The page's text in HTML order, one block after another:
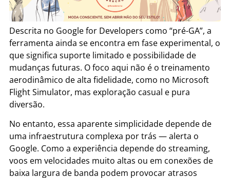
Descrita no Google for Developers como “pré-GA”, a
ferramenta ainda se encontra em fase experimental, o
que significa suporte limitado e possibilidade de
mudanças futuras. O foco aqui não é o treinamento
aerodinâmico de alta fidelidade, como no Microsoft
Flight Simulator, mas exploração casual e pura
diversão.
No entanto, essa aparente simplicidade depende de
uma infraestrutura complexa por trás — alerta o
Google. Como a experiência depende do streaming,
voos em velocidades muito altas ou em conexões de
baixa largura de banda podem provocar atrasos